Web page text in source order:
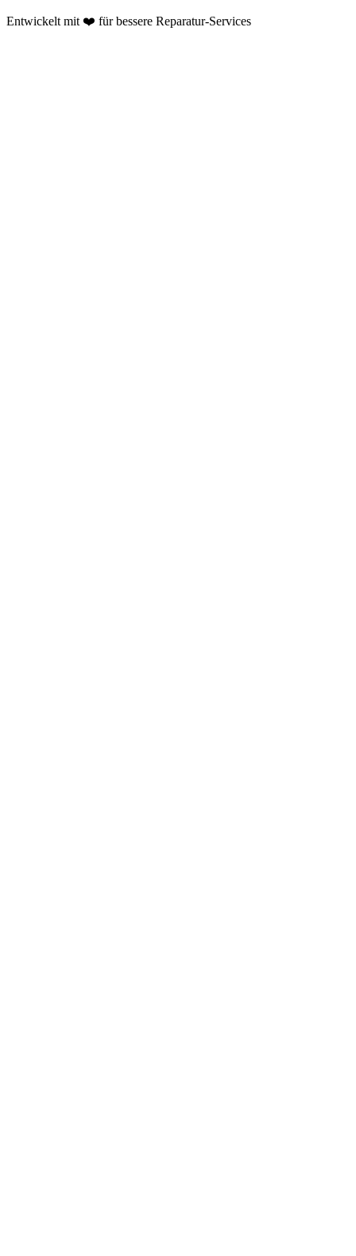
Entwickelt mit ❤️ für bessere Reparatur-Services